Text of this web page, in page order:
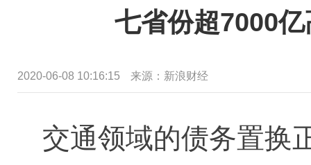
七省份超7000
2020-06-08 10:16:15 来源：新浪财经
交通领域的债务置换